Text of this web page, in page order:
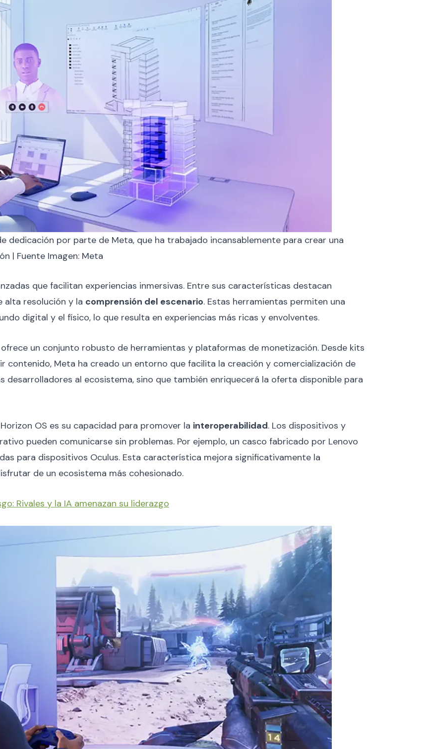
dedicación por parte de Meta, que ha trabajado incansablemente para crear una
| Fuente Imagen: Meta
que facilitan experiencias inmersivas. Entre sus características destacan
alta resolución y la comprensión del escenario. Estas herramientas permiten una
digital y el físico, lo que resulta en experiencias más ricas y envolventes.
un conjunto robusto de herramientas y plataformas de monetización. Desde kits
contenido, Meta ha creado un entorno que facilita la creación y comercialización de
desarrolladores al ecosistema, sino que también enriquecerá la oferta disponible para
OS es su capacidad para promover la interoperabilidad. Los dispositivos y
pueden comunicarse sin problemas. Por ejemplo, un casco fabricado por Lenovo
para dispositivos Oculus. Esta característica mejora significativamente la
de un ecosistema más cohesionado.
Rivales y la IA amenazan su liderazgo